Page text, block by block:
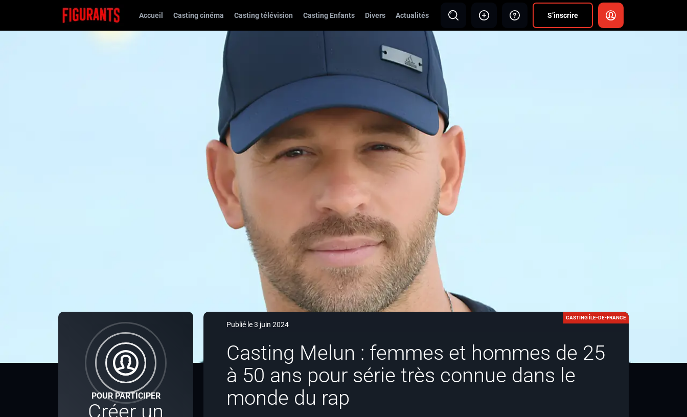
Accueil Casting cinéma Casting télévision Casting Enfants Divers Actualités S’inscrire
POUR PARTICIPER
Créer un
Publié le 3 juin 2024
CASTING ÎLE-DE-FRANCE
Casting Melun : femmes et hommes de 25
à 50 ans pour série très connue dans le
monde du rap